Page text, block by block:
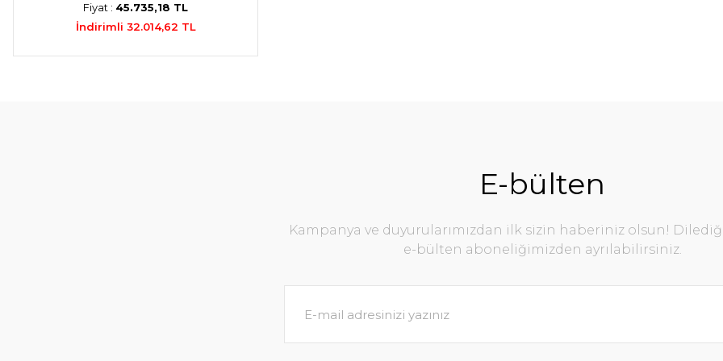
Fiyat : 45.735,18 TL
İndirimli 32.014,62 TL
E-bülten
Kampanya ve duyurularımızdan ilk sizin haberiniz olsun!
e-bülten aboneliğimizden ayrılabilirsiniz.